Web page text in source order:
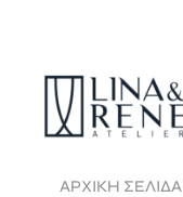
ΑΡΧΙΚΉ ΣΕΛΊΔΑ